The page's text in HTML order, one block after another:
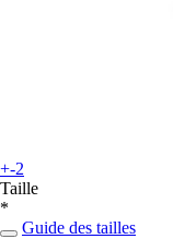
+-2
Taille
*
Guide des tailles